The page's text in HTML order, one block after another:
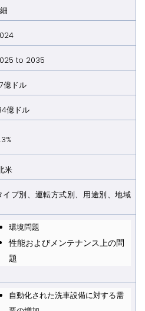
to 2035
億ドル
億ドル
米
イプ別、運転方式別、用途別、地域
環境問題
性能およびメンテナンス上の問
題
自動化された洗車設備に対する需